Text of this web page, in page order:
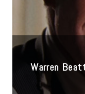
Warren